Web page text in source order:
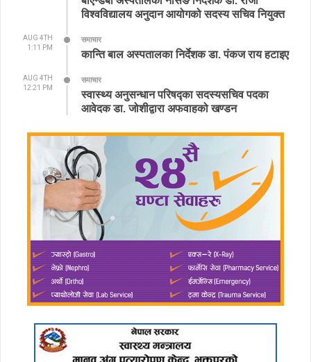
विश्वविद्यालय अनुदान आयोगको सदस्य सचिव नियुक्त
AUG 4TH
1:11 PM
समाचार
कान्ति बाल अस्पतालका निर्देशक डा. पंकज राय हटाइए
AUG 4TH
12:21 PM
समाचार
स्वास्थ्य अनुसन्धान परिषद्का सदस्यसचिव पदका
आवेदक डा. जोशीद्वारा अफवाहको खण्डन